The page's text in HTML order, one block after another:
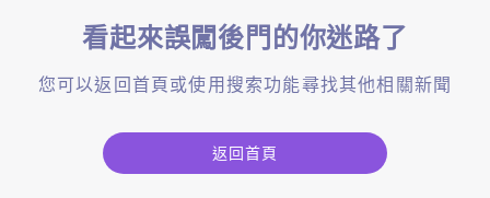
看起來誤闖後門的你迷路了
您可以返回首頁或使用搜索功能尋找其他相關新聞
返回首頁